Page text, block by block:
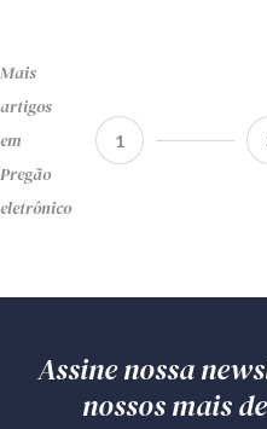
Mais
artigos
em
Pregão
eletrônico
1
Assine nossa
nossos mais